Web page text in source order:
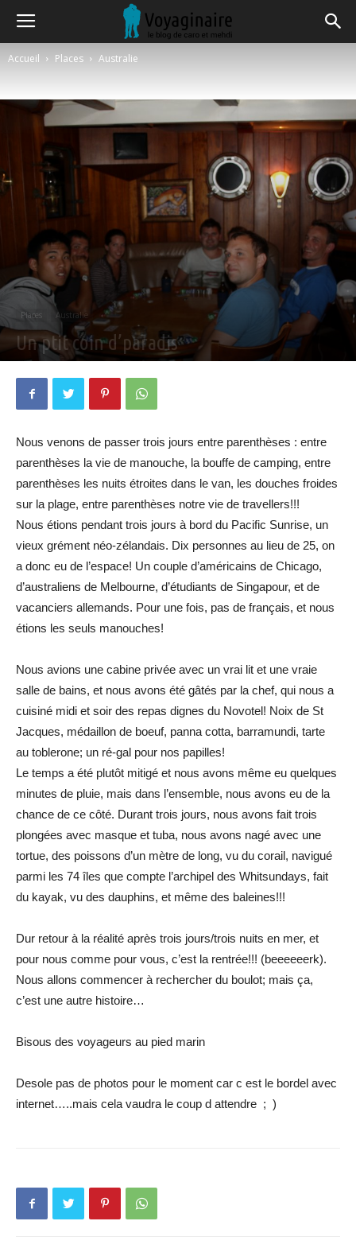
Accueil Places Australie
Places Australie
Un ptit coin d’paradis
Nous venons de passer trois jours entre parenthèses : entre
parenthèses la vie de manouche, la bouffe de camping, entre
parenthèses les nuits étroites dans le van, les douches froides
sur la plage, entre parenthèses notre vie de travellers!!!
Nous étions pendant trois jours à bord du Pacific Sunrise, un
vieux grément néo-zélandais. Dix personnes au lieu de 25, on
a donc eu de l’espace! Un couple d’américains de Chicago,
d’australiens de Melbourne, d’étudiants de Singapour, et de
vacanciers allemands. Pour une fois, pas de français, et nous
étions les seuls manouches!
Nous avions une cabine privée avec un vrai lit et une vraie
salle de bains, et nous avons été gâtés par la chef, qui nous a
cuisiné midi et soir des repas dignes du Novotel! Noix de St
Jacques, médaillon de boeuf, panna cotta, barramundi, tarte
au toblerone; un ré-gal pour nos papilles!
Le temps a été plutôt mitigé et nous avons même eu quelques
minutes de pluie, mais dans l’ensemble, nous avons eu de la
chance de ce côté. Durant trois jours, nous avons fait trois
plongées avec masque et tuba, nous avons nagé avec une
tortue, des poissons d’un mètre de long, vu du corail, navigué
parmi les 74 îles que compte l’archipel des Whitsundays, fait
du kayak, vu des dauphins, et même des baleines!!!
Dur retour à la réalité après trois jours/trois nuits en mer, et
pour nous comme pour vous, c’est la rentrée!!! (beeeeeerk).
Nous allons commencer à rechercher du boulot; mais ça,
c’est une autre histoire…
Bisous des voyageurs au pied marin
Desole pas de photos pour le moment car c est le bordel avec
internet…..mais cela vaudra le coup d attendre ; )